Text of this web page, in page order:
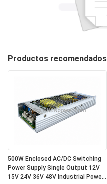
Productos recomendados
500W Enclosed AC/DC Switching
Power Supply Single Output 12V
15V 24V 36V 48V Industrial Power